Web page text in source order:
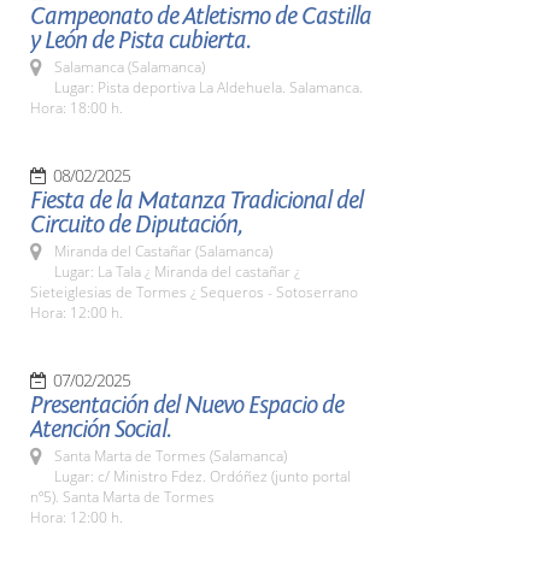
Campeonato de Atletismo de Castilla
y León de Pista cubierta.
Salamanca (Salamanca)
Lugar: Pista deportiva La Aldehuela. Salamanca.
Hora: 18:00 h.
08/02/2025
Fiesta de la Matanza Tradicional del
Circuito de Diputación,
Miranda del Castañar (Salamanca)
Lugar: La Tala ¿ Miranda del castañar ¿
Sieteiglesias de Tormes ¿ Sequeros - Sotoserrano
Hora: 12:00 h.
07/02/2025
Presentación del Nuevo Espacio de
Atención Social.
Santa Marta de Tormes (Salamanca)
Lugar: c/ Ministro Fdez. Ordóñez (junto portal
nº5). Santa Marta de Tormes
Hora: 12:00 h.